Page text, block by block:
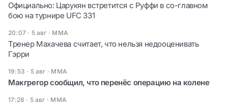
Официально: Царукян встретится с Руффи в со-главном
бою на турнире UFC 331
20:07 · 5 авг · ММА
Тренер Махачева считает, что нельзя недооценивать
Гэрри
19:53 · 5 авг · ММА
Макгрегор сообщил, что перенёс операцию на колене
17:28 · 5 авг · ММА